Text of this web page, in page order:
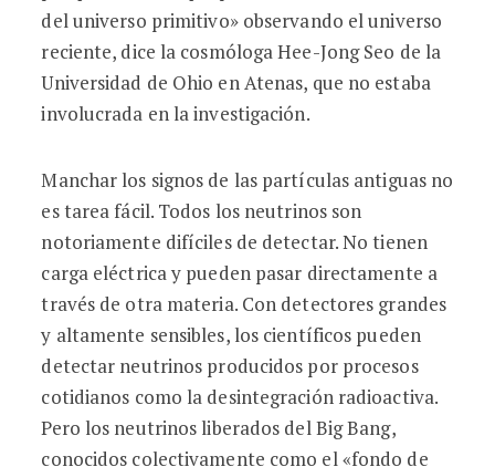
del universo primitivo» observando el universo
reciente, dice la cosmóloga Hee-Jong Seo de la
Universidad de Ohio en Atenas, que no estaba
involucrada en la investigación.
Manchar los signos de las partículas antiguas no
es tarea fácil. Todos los neutrinos son
notoriamente difíciles de detectar. No tienen
carga eléctrica y pueden pasar directamente a
través de otra materia. Con detectores grandes
y altamente sensibles, los científicos pueden
detectar neutrinos producidos por procesos
cotidianos como la desintegración radioactiva.
Pero los neutrinos liberados del Big Bang,
conocidos colectivamente como el «fondo de